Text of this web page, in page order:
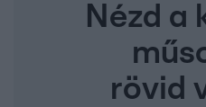
Nézd a
rövid